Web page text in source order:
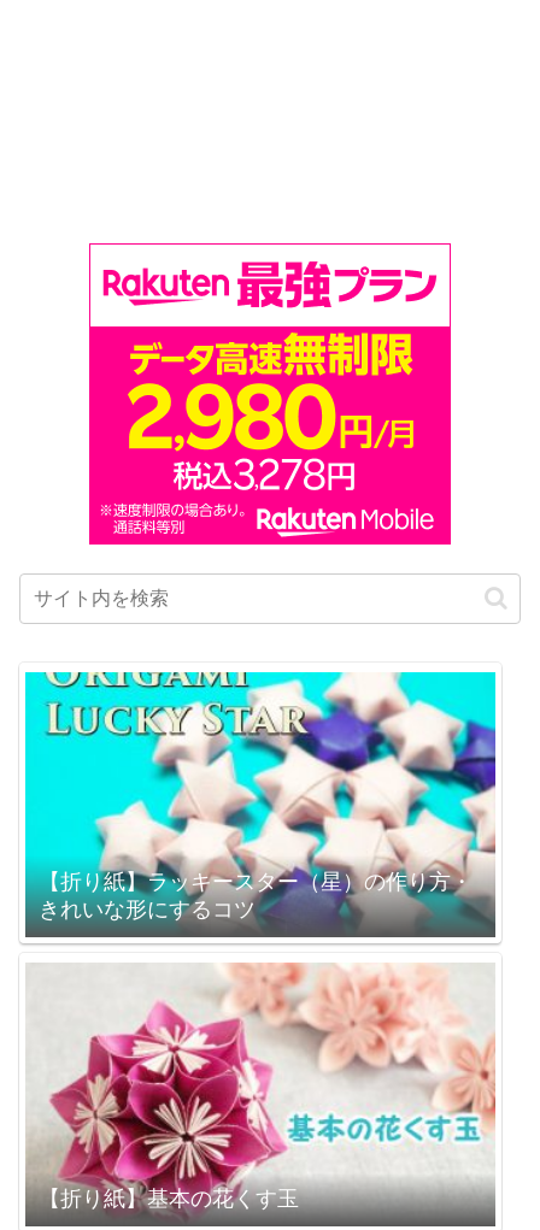
【折り紙】ラッキースター（星）の作り方・
きれいな形にするコツ
【折り紙】基本の花くす玉